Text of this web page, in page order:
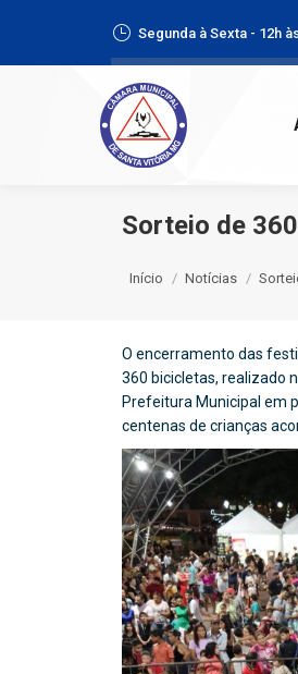
Segunda à Sexta - 12h
Sorteio de
Início Notícias
O encerramento das
360 bicicletas, realizado
Prefeitura Municipal em
centenas de crianças
A